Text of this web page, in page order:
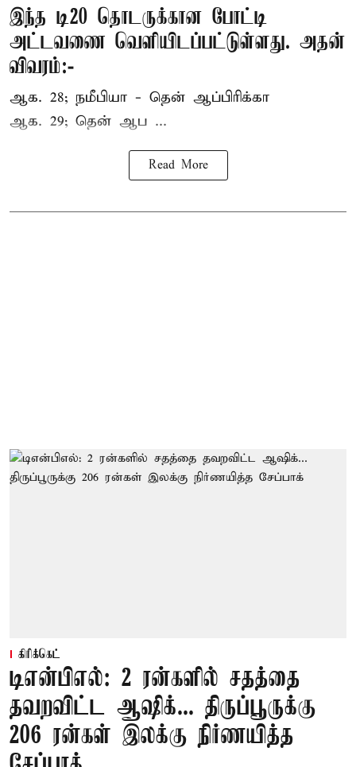
இந்த டி20 தொடருக்கான போட்டி
அட்டவணை வெளியிடப்பட்டுள்ளது. அதன்
விவரம்:-
ஆக. 28; நமீபியா - தென் ஆப்பிரிக்கா
ஆக. 29; தென் ஆப ...
Read More
கிரிக்கெட்
டிஎன்பிஎல்: 2 ரன்களில் சதத்தை
தவறவிட்ட ஆஷிக்... திருப்பூருக்கு
206 ரன்கள் இலக்கு நிர்ணயித்த